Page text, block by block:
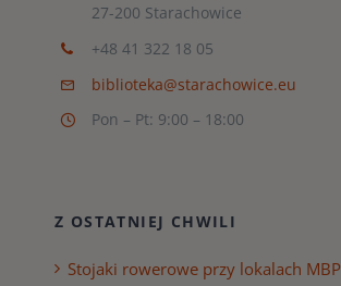
27-200 Starachowice
+48 41 322 18 05
biblioteka@starachowice.eu
Pon – Pt: 9:00 – 18:00
Z OSTATNIEJ CHWILI
Stojaki rowerowe przy lokalach MBP